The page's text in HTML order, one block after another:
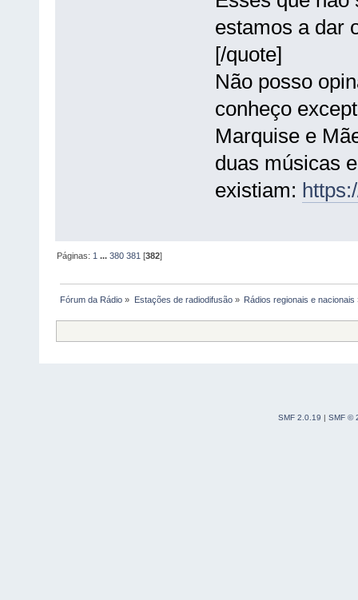
estamos a dar
[/quote]
Não posso
conheço
Marquise e
duas músicas
existiam:
Páginas: 1 ...380 381 [382]
Fórum da Rádio » Estações de radiodifusão» Rádios regionais e nacionais
SMF 2.0.19 | SMF ©